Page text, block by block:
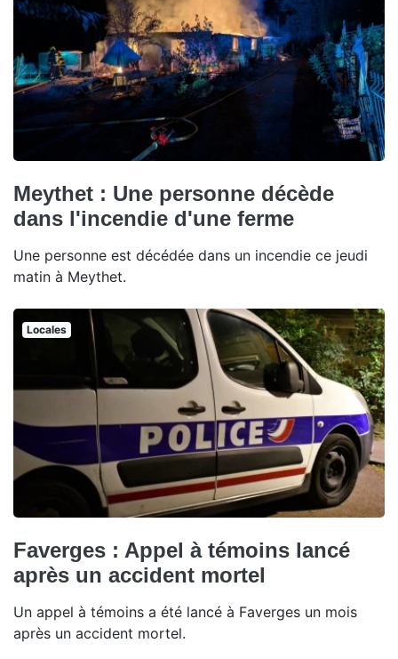
Meythet : Une personne décède
dans l'incendie d'une ferme
Une personne est décédée dans un incendie ce jeudi
matin à Meythet.
Locales
Faverges : Appel à témoins lancé
après un accident mortel
Un appel à témoins a été lancé à Faverges un mois
après un accident mortel.